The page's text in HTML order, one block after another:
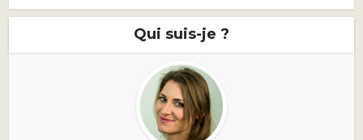
Qui suis-je ?